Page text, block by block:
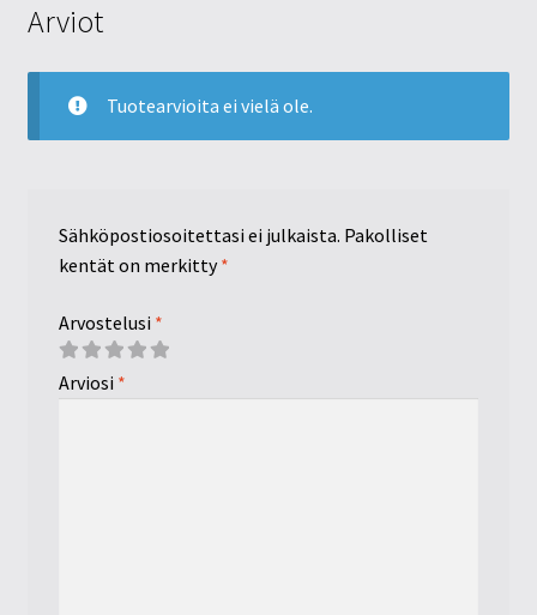
Arviot
Tuotearvioita ei vielä ole.
Sähköpostiosoitettasi ei julkaista. Pakolliset
kentät on merkitty*
Arvostelusi *
Arviosi *